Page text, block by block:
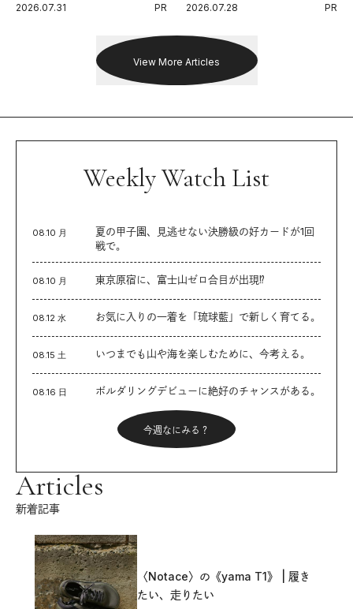
出した新機軸。
2026.07.31 PR
戦を夢見るランナーたちの奮闘
2026.07.28 PR
View More Articles
Weekly Watch List
08.10 月
夏の甲子園、見逃せない決勝級の好カードが1回
戦で。
08.10 月 東京原宿に、富士山ゼロ合目が出現⁉︎
08.12 水 お気に入りの一着を「琉球藍」で新しく育てる。
08.15 土 いつまでも山や海を楽しむために、今考える。
08.16 日 ボルダリングデビューに絶好のチャンスがある。
今週なにみる？
Articles
新着記事
〈Notace〉の《yama T1》 | 履き
たい、走りたい